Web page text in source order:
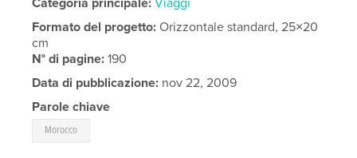
Categoria principale: Viaggi
Formato del progetto:Orizzontale standard, 25×20
cm
N° di pagine:190
Data di pubblicazione: nov 22, 2009
Parole chiave
Morocco